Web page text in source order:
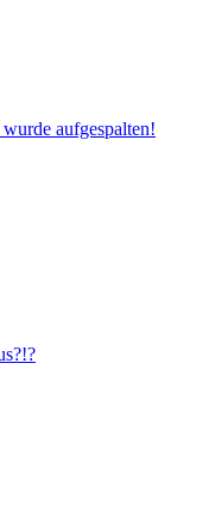
aufgespalten!